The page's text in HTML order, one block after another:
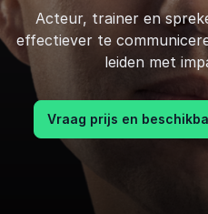
Acteur, trainer en
effectiever te
leiden met
Vraag prijs en